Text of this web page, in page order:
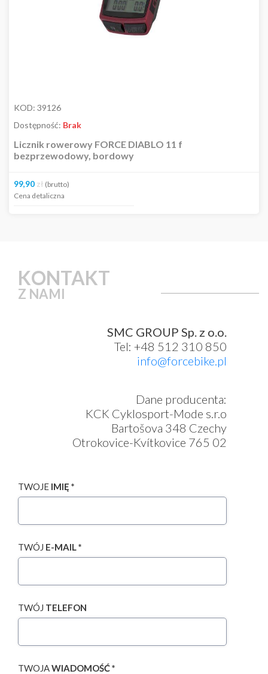
KOD: 39126
Dostępność: Brak
Licznik rowerowy FORCE DIABLO 11 f
bezprzewodowy, bordowy
99,90 zł (brutto)
Cena detaliczna
KONTAKT
Z NAMI
SMC GROUP Sp. z o.o.
Tel: +48 512 310 850
info@forcebike.pl
Dane producenta:
KCK Cyklosport-Mode s.r.o
Bartošova 348 Czechy
Otrokovice-Kvítkovice 765 02
TWOJE IMIĘ *
TWÓJ E-MAIL *
TWÓJ TELEFON
TWOJAWIADOMOŚĆ *